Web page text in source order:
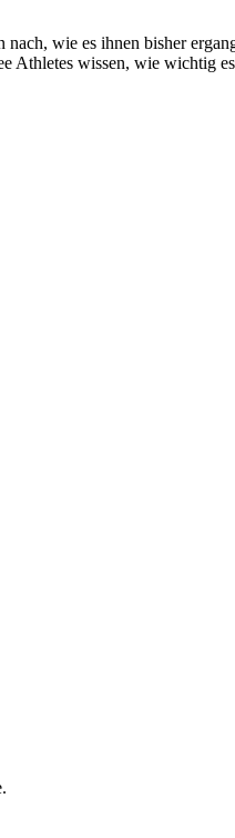
wie es ihnen bisher
Athletes wissen, wie wichtig